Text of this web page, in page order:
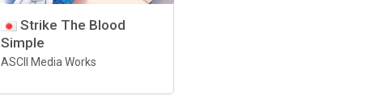
Strike The Blood
Simple
ASCII Media Works